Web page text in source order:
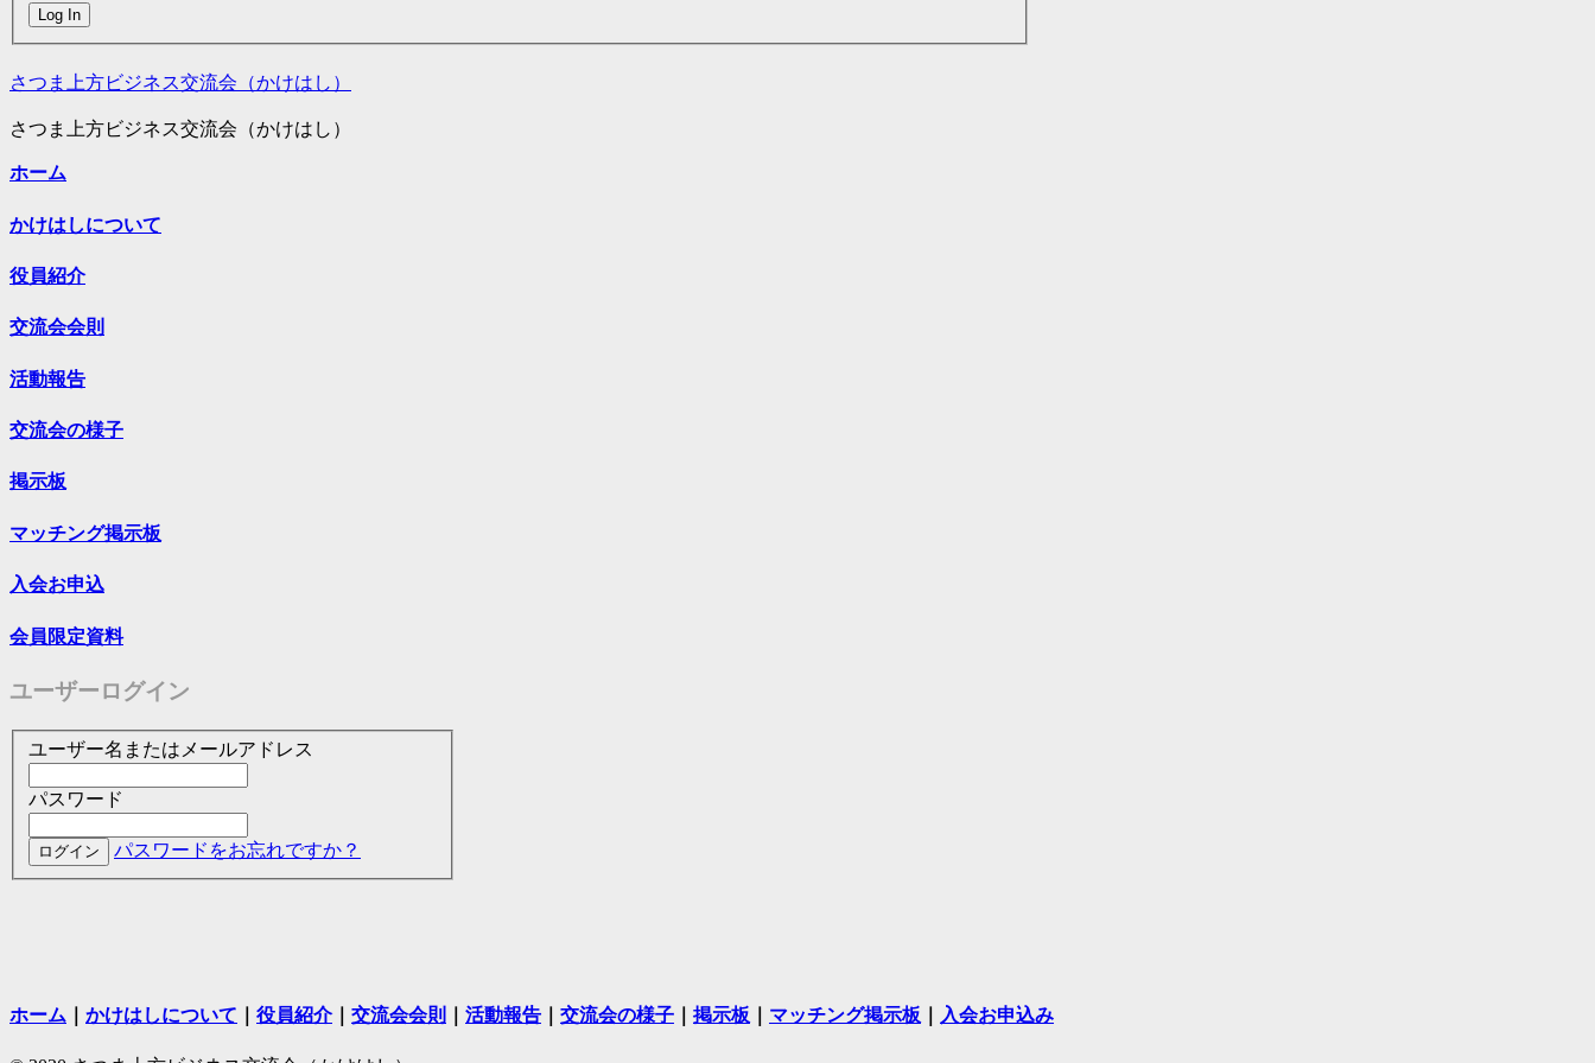
Log In
さつま上方ビジネス交流会（かけはし）
さつま上方ビジネス交流会（かけはし）
ホーム
かけはしについて
役員紹介
交流会会則
活動報告
交流会の様子
掲示板
マッチング掲示板
入会お申込
会員限定資料
ユーザーログイン
ユーザー名またはメールアドレス
パスワード
パスワードをお忘れですか？
ホーム かけはしについて 役員紹介｜ 交流会会則 活動報告 交流会の様子 掲示板 マッチング掲示板 入会お申込み